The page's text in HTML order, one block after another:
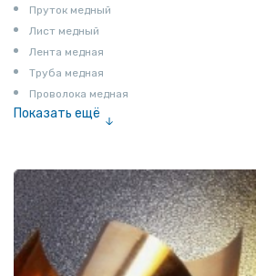
Пруток медный
Лист медный
Лента медная
Труба медная
Проволока медная
Показать ещё